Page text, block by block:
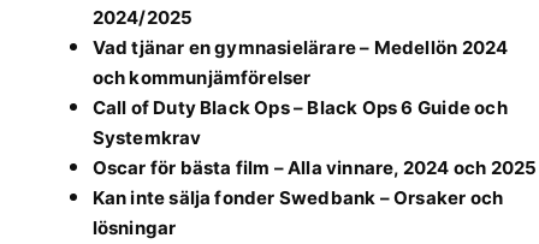
2024/2025
Vad tjänar en gymnasielärare – Medellön 2024
och kommunjämförelser
Call of Duty Black Ops – Black Ops 6 Guide och
Systemkrav
Oscar för bästa film – Alla vinnare, 2024 och 2025
Kan inte sälja fonder Swedbank – Orsaker och
lösningar